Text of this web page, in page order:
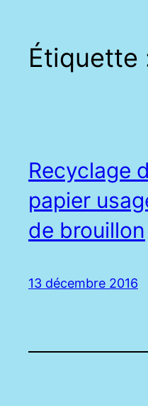
Étiquette
Recyclage
papier
de brouillon
13 décembre 2016